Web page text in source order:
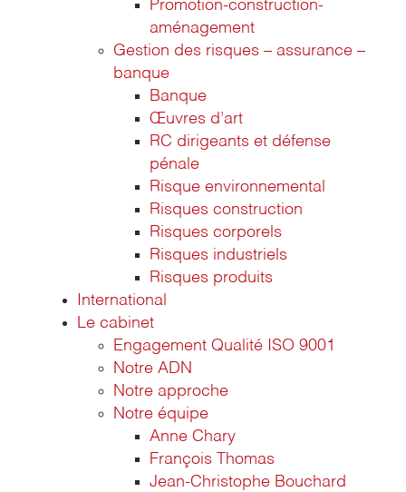
Promotion-construction-
aménagement
Gestion des risques – assurance –
banque
Banque
Œuvres d’art
RC dirigeants et défense
pénale
Risque environnemental
Risques construction
Risques corporels
Risques industriels
Risques produits
International
Le cabinet
Engagement Qualité ISO 9001
Notre ADN
Notre approche
Notre équipe
Anne Chary
François Thomas
Jean-Christophe Bouchard